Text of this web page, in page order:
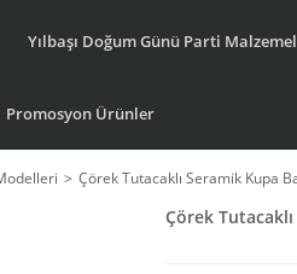
Yılbaşı Doğum Günü Parti
Promosyon Ürünler
Çörek Tutacaklı Seramik Kupa
Çörek